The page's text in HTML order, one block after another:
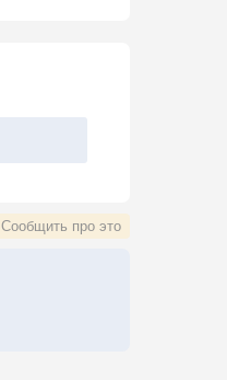
Сообщить про это